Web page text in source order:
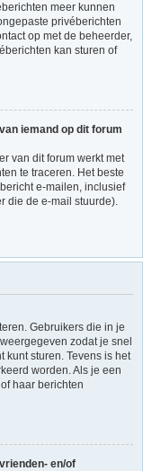
meer kunnen
privéberichten
op met de beheerder,
kan sturen of
iemand op dit forum
van dit forum werkt met
te traceren. Het beste
e-mailen, inclusief
die de e-mail stuurde).
Gebruikers die in je
zodat je snel
kunt sturen. Tevens is het
worden. Als je een
haar berichten
en/of